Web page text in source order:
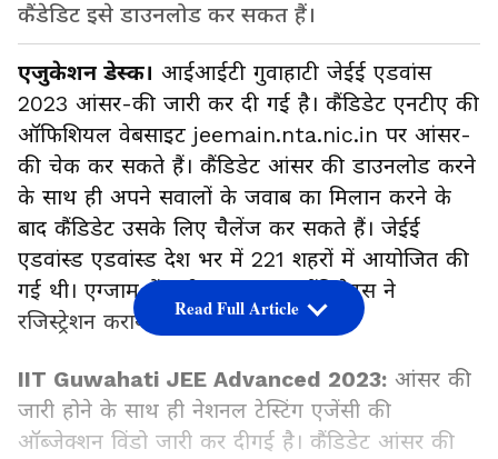
कैंडेडिट इसे डाउनलोड कर सकत हैं।
एजुकेशन डेस्क। आईआईटी गुवाहाटी जेईई एडवांस
2023 आंसर-की जारी कर दी गई है। कैंडिडेट एनटीए की
ऑफिशियल वेबसाइट jeemain.nta.nic.in पर आंसर-
की चेक कर सकते हैं। कैंडिडेट आंसर की डाउनलोड करने
के साथ ही अपने सवालों के जवाब का मिलान करने के
बाद कैंडिडेट उसके लिए चैलेंज कर सकते हैं। जेईई
एडवांस्ड एडवांस्ड देश भर में 221 शहरों में आयोजित की
गई थी। एग्जाम में करीब 1.9 लाख कैंडिडेट्स ने
रजिस्ट्रेशन कराया था।
IIT Guwahati JEE Advanced 2023: आंसर की
जारी होने के साथ ही नेशनल टेस्टिंग एजेंसी की
ऑब्जेक्शन विंडो जारी कर दीगई है। कैंडिडेट आंसर की
Read Full Article